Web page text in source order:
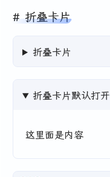
折叠卡片
折叠卡片
折叠卡片默认打开
这里面是内容